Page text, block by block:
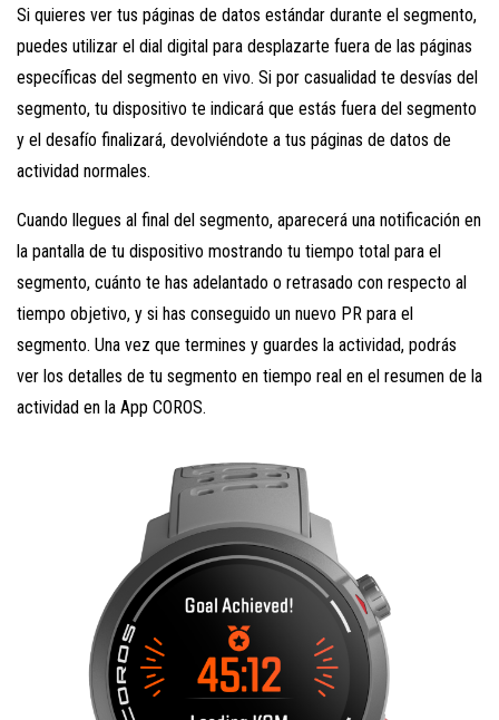
Si quieres ver tus páginas de datos estándar durante el segmento,
puedes utilizar el dial digital para desplazarte fuera de las páginas
específicas del segmento en vivo. Si por casualidad te desvías del
segmento, tu dispositivo te indicará que estás fuera del segmento
y el desafío finalizará, devolviéndote a tus páginas de datos de
actividad normales.
Cuando llegues al final del segmento, aparecerá una notificación en
la pantalla de tu dispositivo mostrando tu tiempo total para el
segmento, cuánto te has adelantado o retrasado con respecto al
tiempo objetivo, y si has conseguido un nuevo PR para el
segmento. Una vez que termines y guardes la actividad, podrás
ver los detalles de tu segmento en tiempo real en el resumen de la
actividad en la App COROS.